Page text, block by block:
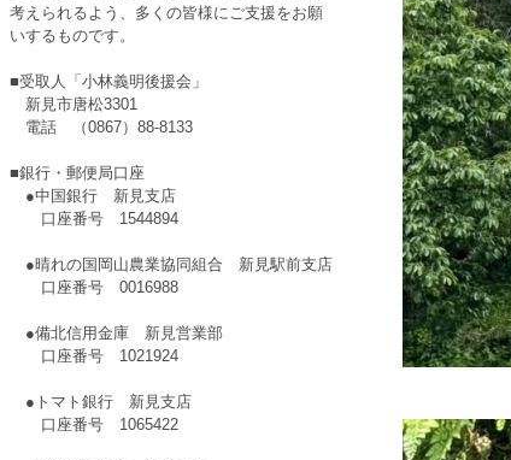
考えられるよう、多くの皆様にご支援をお願
いするものです。
■受取人「小林義明後援会」
新見市唐松3301
電話 （0867）88-8133
■銀行・郵便局口座
●中国銀行 新見支店
口座番号 1544894
●晴れの国岡山農業協同組合 新見駅前支店
口座番号 0016988
●備北信用金庫 新見営業部
口座番号 1021924
●トマト銀行 新見支店
口座番号 1065422